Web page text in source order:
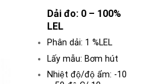
Dải đo: 0 – 100%
LEL
Phân dải: 1 %LEL
Lấy mẫu: Bơm hút
Nhiệt độ/độ ẩm: -10